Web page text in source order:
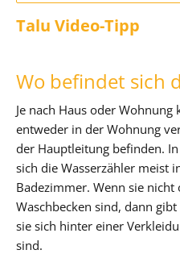
Talu Video-Tipp
Wo befindet sich
Je nach Haus oder
entweder in der Wohnung
der Hauptleitung befinden.
sich die Wasserzähler meist
Badezimmer. Wenn sie
Waschbecken sind, dann
sie sich hinter einer
sind.